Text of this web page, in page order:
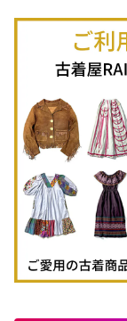
古着長袖ポロシャツ
古着スウェット
古着パーカー
古着タンクトップ
古着羽織り